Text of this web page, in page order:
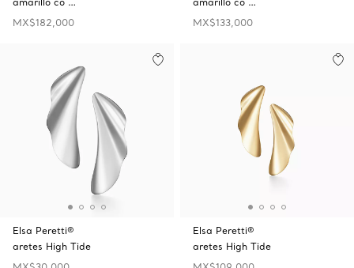
MX$182,000
MX$133,000
Elsa Peretti®
aretes High Tide
Elsa Peretti®
aretes High Tide